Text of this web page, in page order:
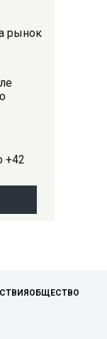
рынок
+42
ОБЩЕСТВО